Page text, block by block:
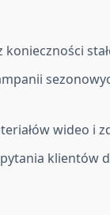
konieczności
wideo i
klientów